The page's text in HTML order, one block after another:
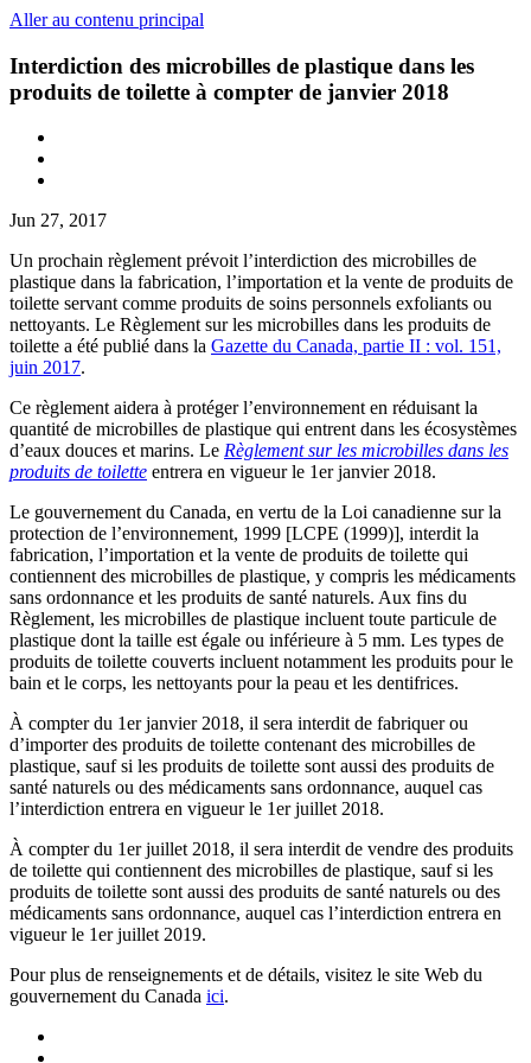
Aller au contenu principal
Interdiction des microbilles de plastique dans les
produits de toilette à compter de janvier 2018
Jun 27, 2017
Un prochain règlement prévoit l’interdiction des microbilles de
plastique dans la fabrication, l’importation et la vente de produits de
toilette servant comme produits de soins personnels exfoliants ou
nettoyants. Le Règlement sur les microbilles dans les produits de
toilette a été publié dans la Gazette du Canada, partie II : vol. 151,
juin 2017.
Ce règlement aidera à protéger l’environnement en réduisant la
quantité de microbilles de plastique qui entrent dans les écosystèmes
d’eaux douces et marins. Le Règlement sur les microbilles dans les
produits de toilette entrera en vigueur le 1er janvier 2018.
Le gouvernement du Canada, en vertu de la Loi canadienne sur la
protection de l’environnement, 1999 [LCPE (1999)], interdit la
fabrication, l’importation et la vente de produits de toilette qui
contiennent des microbilles de plastique, y compris les médicaments
sans ordonnance et les produits de santé naturels. Aux fins du
Règlement, les microbilles de plastique incluent toute particule de
plastique dont la taille est égale ou inférieure à 5 mm. Les types de
produits de toilette couverts incluent notamment les produits pour le
bain et le corps, les nettoyants pour la peau et les dentifrices.
À compter du 1er janvier 2018, il sera interdit de fabriquer ou
d’importer des produits de toilette contenant des microbilles de
plastique, sauf si les produits de toilette sont aussi des produits de
santé naturels ou des médicaments sans ordonnance, auquel cas
l’interdiction entrera en vigueur le 1er juillet 2018.
À compter du 1er juillet 2018, il sera interdit de vendre des produits
de toilette qui contiennent des microbilles de plastique, sauf si les
produits de toilette sont aussi des produits de santé naturels ou des
médicaments sans ordonnance, auquel cas l’interdiction entrera en
vigueur le 1er juillet 2019.
Pour plus de renseignements et de détails, visitez le site Web du
gouvernement du Canada ici.